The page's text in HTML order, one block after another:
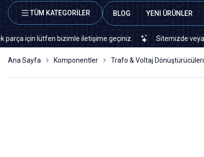
TÜM KATEGORİLER BLOG YENİ ÜRÜNLER
lütfen bizimle iletişime geçiniz. Sitemizde veya
Ana Sayfa Komponentler Trafo & Voltaj Dönüştürücüleri